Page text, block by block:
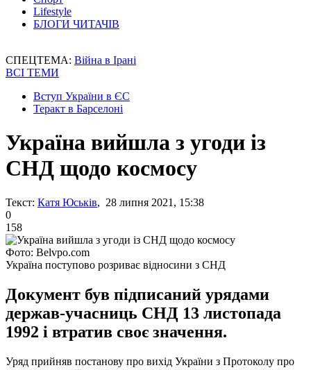
Lifestyle
БЛОГИ ЧИТАЧІВ
СПЕЦТЕМА: Війна в Ірані
ВСІ ТЕМИ
Вступ України в ЄС
Теракт в Барселоні
Україна вийшла з угоди із
СНД щодо космосу
Текст: Катя Юськів, 28 липня 2021, 15:38
0
158
Фото: Belvpo.com
Україна поступово розриває відносини з СНД
Документ був підписаний урядами
держав-учасниць СНД 13 листопада
1992 і втратив своє значення.
Уряд прийняв постанову про вихід України з Протоколу про